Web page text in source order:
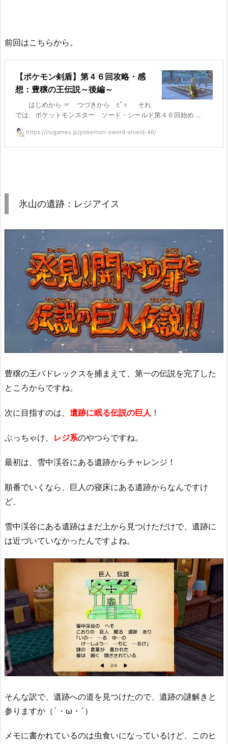
前回はこちらから。
【ポケモン剣盾】第４６回攻略・感
想：豊穣の王伝説～後編～
はじめから ☞ つづきから ﾋﾟｯ それ
では、ポケットモンスター ソード・シールド第４６回始め ...
https://irugames.jp/pokemon-sword-shield-46/
氷山の遺跡：レジアイス
豊穣の王バドレックスを捕まえて、第一の伝説を完了した
ところからですね。
次に目指すのは、 遺跡に眠る伝説の巨人 ！
ぶっちゃけ、 レジ系のやつらですね。
最初は、雪中渓谷にある遺跡からチャレンジ！
順番でいくなら、巨人の寝床にある遺跡からなんですけ
ど、
雪中渓谷にある遺跡はまだ上から見つけただけで、遺跡に
は近づいていなかったんですよね。
そんな訳で、遺跡への道を見つけたので、遺跡の謎解きと
参りますか（`・ω・´）
メモに書かれているのは虫食いになっているけど、このヒ